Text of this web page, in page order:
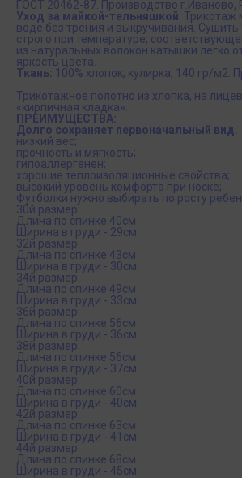
ГОСТ 20462-87. Производство г.Иваново,
Уход за майкой-тельняшкой .
воде без трения и выкручивания.
строго при температуре,
из натуральных волокон катышки легко
яркость цвета.
Ткань: 100% хлопок, кулирка, 140 гр/м2.
Трикотажное полотно из хлопка, на
«кирпичная кладка».
ПРЕИМУЩЕСТВА:
Долго сохраняет первоначальный вид.
низкий вес;
прочность и мягкость;
гипоаллергенен;
хорошие теплоизоляционные свойства;
высокий уровень комфорта при носке;
Футболки нужно выбирать по росту
30й размер:
Длина по спинке 40см
Ширина в груди - 29см
32й размер:
Длина по спинке 43см
Ширина в груди - 30см
34й размер:
Длина по спинке 49см
Ширина в груди - 33см
36й размер:
Длина по спинке 56см
Ширина в груди - 36см
38й размер:
Длина по спинке 56см
Ширина в груди - 37см
40й размер:
Длина по спинке 60см
Ширина в груди - 40см
42й размер:
Длина по спинке 63см
Ширина в груди - 41см
44й размер:
Длина по спинке 68см
Ширина в груди - 45см